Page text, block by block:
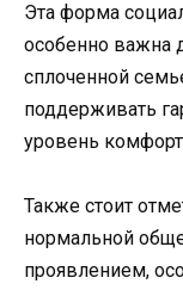
Эта форма
особенно важна
сплоченной
поддерживать
уровень
Также стоит
нормальной
проявлением,